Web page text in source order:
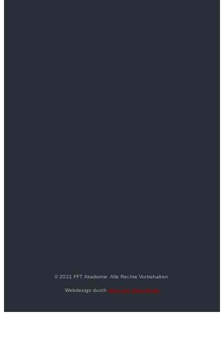
© 2021 FFT Akademie. Alle Rechte Vorbehalten.
Webdesign durchWeis und Weis Media